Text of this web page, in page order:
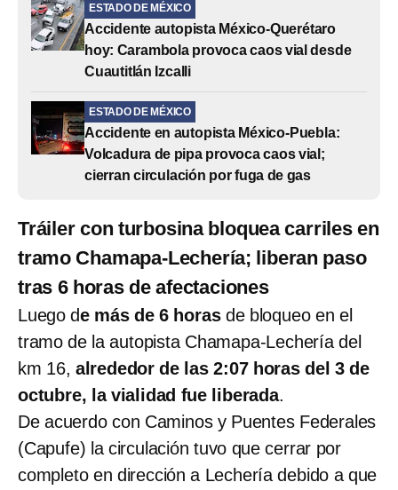
ESTADO DE MÉXICO
Accidente autopista México-Querétaro
hoy: Carambola provoca caos vial desde
Cuautitlán Izcalli
ESTADO DE MÉXICO
Accidente en autopista México-Puebla:
Volcadura de pipa provoca caos vial;
cierran circulación por fuga de gas
Tráiler con turbosina bloquea carriles en
tramo Chamapa-Lechería; liberan paso
tras 6 horas de afectaciones
Luego de más de 6 horasde bloqueo en el
tramo de la autopista Chamapa-Lechería del
km 16, alrededor de las 2:07 horas del 3 de
octubre, la vialidad fue liberada.
De acuerdo con Caminos y Puentes Federales
(Capufe) la circulación tuvo que cerrar por
completo en dirección a Lechería debido a que